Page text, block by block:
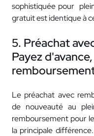
sophistiquée pour
gratuit est identique à
5. Préachat
Payez
Le préachat avec
de nouveauté au
remboursement pour
la principale